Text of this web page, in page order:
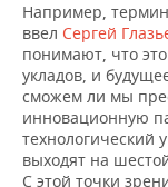
Например, термин
ввел Сергей
понимают, что
укладов, и
сможем ли мы
инновационную
технологический
выходят на
С этой точки